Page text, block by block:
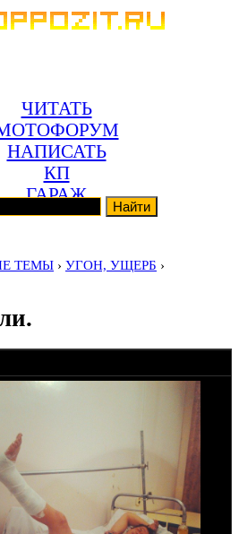
ЧИТАТЬ
НАПИСАТЬ
КП
ГАРАЖ
ТЕМЫ › УГОН, УЩЕРБ ›